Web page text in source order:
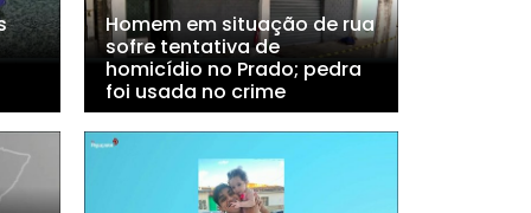
Homem em situação de rua
sofre tentativa de
homicídio no Prado; pedra
foi usada no crime